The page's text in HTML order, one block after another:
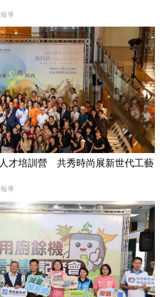
導
才培訓營 共秀時尚展新世代工藝
導